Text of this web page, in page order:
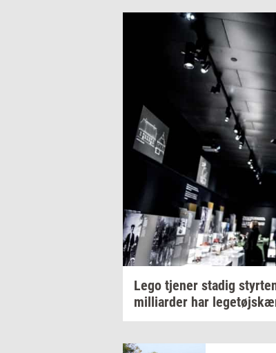
Lego tje­ner sta­dig
mil­li­ar­der har